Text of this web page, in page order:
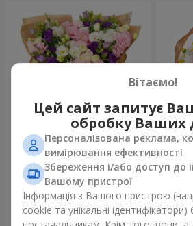
15 різнокольорових еустом
3 599 грн
Замовити
Кошик
Вітаємо!
Цей сайт запитує
обробку Ваших
Персоналізована реклама,
вимірювання ефективності
Збереження і/або доступ до
Вашому пристрої
Інформація з Вашого пристрою
cookie та унікальні